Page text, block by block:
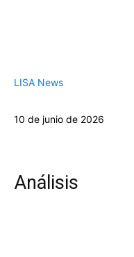
LISA News
10 de junio de 2026
Análisis